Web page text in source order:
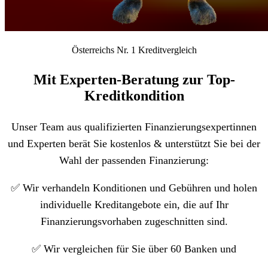
Österreichs Nr. 1 Kreditvergleich
Mit Experten-Beratung zur Top-
Kreditkondition
Unser Team aus qualifizierten Finanzierungsexpertinnen
und Experten berät Sie kostenlos & unterstützt Sie bei der
Wahl der passenden Finanzierung:
✅ Wir verhandeln Konditionen und Gebühren und holen
individuelle Kreditangebote ein, die auf Ihr
Finanzierungsvorhaben zugeschnitten sind.
✅ Wir vergleichen für Sie über 60 Banken und